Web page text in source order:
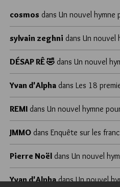
cosmos dans Un nouvel hymne
sylvain zeghni dans Un nouvel
DÉSAP RÊ 🤣 dans Un nouvel
Yvan d'Alpha dans Les 18
REMI dans Un nouvel hymne
JMMO dans Enquête sur les
Pierre Noël dans Un nouvel
Yvan d'AlphadansUn nouvel